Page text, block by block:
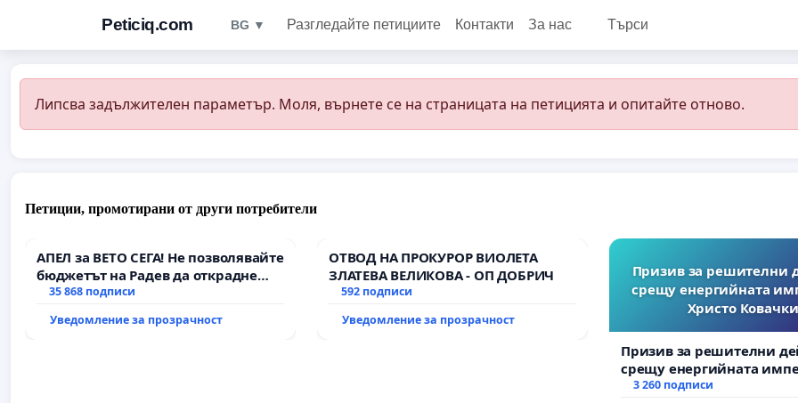
Peticiq.com BG ▼ Разгледайте петициите Контакти За нас Търси
Липсва задължителен параметър. Моля, върнете се на страницата на петицията и опитайте отново.
Петиции, промотирани от други потребители
АПЕЛ за ВЕТО СЕГА! Не позволявайте
бюджетът на Радев да открадне
парите и правата ни в тъмното
35 868 подписи
Уведомление за прозрачност
ОТВОД НА ПРОКУРОР ВИОЛЕТА
ЗЛАТЕВА ВЕЛИКОВА - ОП ДОБРИЧ
592 подписи
Уведомление за прозрачност
Призив за решителни
срещу енергийната
Христо
Призив за решителни
срещу енергийната
Христо Ковачки!
3 260 подписи